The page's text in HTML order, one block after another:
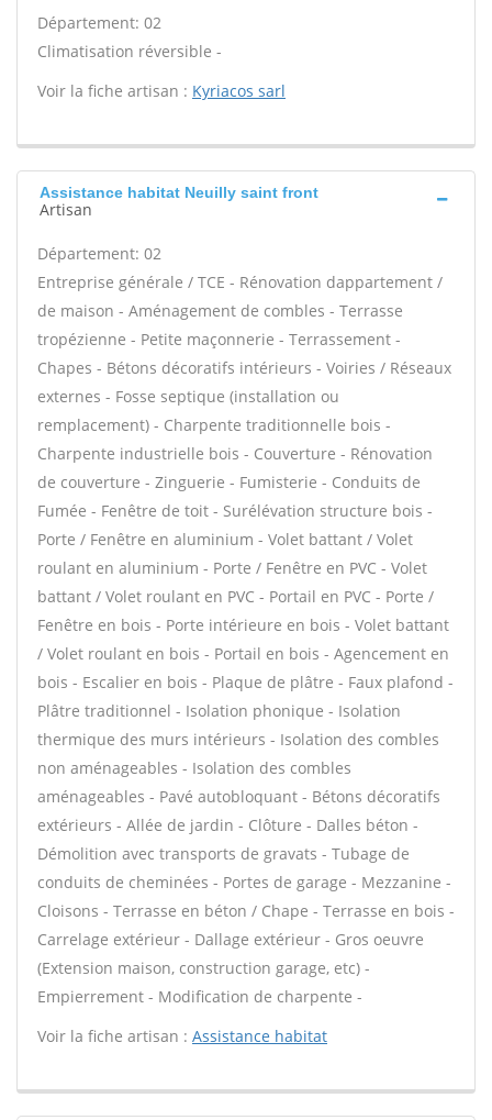
Département: 02
Climatisation réversible -
Voir la fiche artisan : Kyriacos sarl
Assistance habitat Neuilly saint front
Artisan
Département: 02
Entreprise générale / TCE - Rénovation dappartement /
de maison - Aménagement de combles - Terrasse
tropézienne - Petite maçonnerie - Terrassement -
Chapes - Bétons décoratifs intérieurs - Voiries / Réseaux
externes - Fosse septique (installation ou
remplacement) - Charpente traditionnelle bois -
Charpente industrielle bois - Couverture - Rénovation
de couverture - Zinguerie - Fumisterie - Conduits de
Fumée - Fenêtre de toit - Surélévation structure bois -
Porte / Fenêtre en aluminium - Volet battant / Volet
roulant en aluminium - Porte / Fenêtre en PVC - Volet
battant / Volet roulant en PVC - Portail en PVC - Porte /
Fenêtre en bois - Porte intérieure en bois - Volet battant
/ Volet roulant en bois - Portail en bois - Agencement en
bois - Escalier en bois - Plaque de plâtre - Faux plafond -
Plâtre traditionnel - Isolation phonique - Isolation
thermique des murs intérieurs - Isolation des combles
non aménageables - Isolation des combles
aménageables - Pavé autobloquant - Bétons décoratifs
extérieurs - Allée de jardin - Clôture - Dalles béton -
Démolition avec transports de gravats - Tubage de
conduits de cheminées - Portes de garage - Mezzanine -
Cloisons - Terrasse en béton / Chape - Terrasse en bois -
Carrelage extérieur - Dallage extérieur - Gros oeuvre
(Extension maison, construction garage, etc) -
Empierrement - Modification de charpente -
Voir la fiche artisan : Assistance habitat